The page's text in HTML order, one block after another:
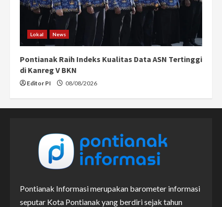
Lokal News
Pontianak Raih Indeks Kualitas Data ASN Tertinggi
di Kanreg V BKN
Editor PI 08/08/2026
Pontianak Informasi merupakan barometer informasi
seputar Kota Pontianak yang berdiri sejak tahun